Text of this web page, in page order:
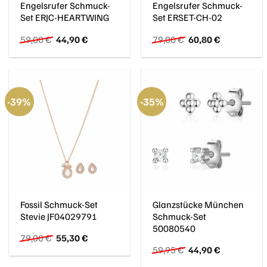
Engelsrufer Schmuck-
Set ERJC-HEARTWING
59,00€ Ursprünglicher
Preis
war:
44,90€Aktueller
ist:
Engelsrufer Schmuck-
Set ERSET-CH-02
79,00€ Ursprünglicher
Preis
war:
60,80€Aktueller
ist:
-39%
Fossil Schmuck-Set
Stevie JF04029791
79,00€ Ursprünglicher
Preis
war:
55,30€Aktueller
ist:
-35%
Glanzstücke München
Schmuck-Set
50080540
59,95€ Ursprünglicher
Preis
44,90€Aktueller